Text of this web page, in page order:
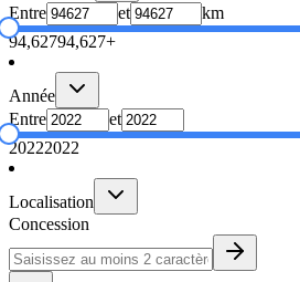
Entre
et
km
94,62794,627+
Année
Entre
et
20222022
Localisation
Concession